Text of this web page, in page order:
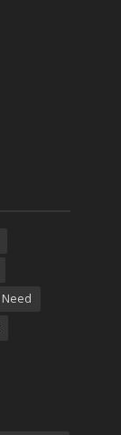
Need